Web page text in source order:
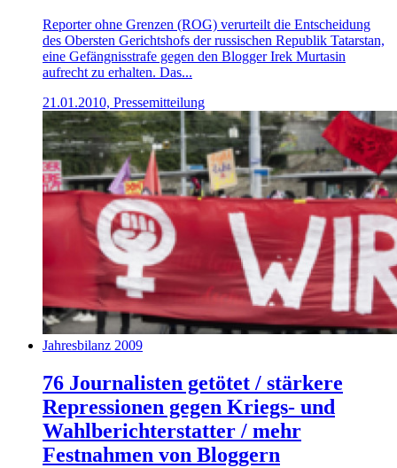
Reporter ohne Grenzen (ROG) verurteilt die Entscheidung
des Obersten Gerichtshofs der russischen Republik Tatarstan,
eine Gefängnisstrafe gegen den Blogger Irek Murtasin
aufrecht zu erhalten. Das...
21.01.2010, Pressemitteilung
Jahresbilanz 2009
76 Journalisten getötet / stärkere
Repressionen gegen Kriegs- und
Wahlberichterstatter / mehr
Festnahmen von Bloggern